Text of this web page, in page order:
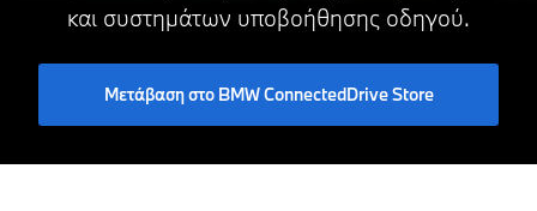
και συστημάτων υποβοήθησης οδηγού.
Μετάβαση στο BMW ConnectedDrive Store